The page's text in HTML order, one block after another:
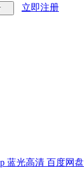
立即注册
蓝光高清 百度网盘